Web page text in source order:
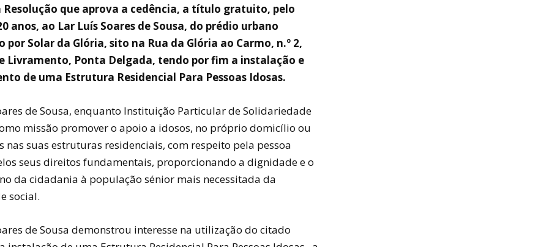
Resolução que aprova a cedência, a título gratuito, pelo
anos, ao Lar Luís Soares de Sousa, do prédio urbano
por Solar da Glória, sito na Rua da Glória ao Carmo, n.º 2,
Livramento, Ponta Delgada, tendo por fim a instalação e
de uma Estrutura Residencial Para Pessoas Idosas.
de Sousa, enquanto Instituição Particular de Solidariedade
missão promover o apoio a idosos, no próprio domicílio ou
nas suas estruturas residenciais, com respeito pela pessoa
seus direitos fundamentais, proporcionando a dignidade e o
da cidadania à população sénior mais necessitada da
social.
de Sousa demonstrou interesse na utilização do citado